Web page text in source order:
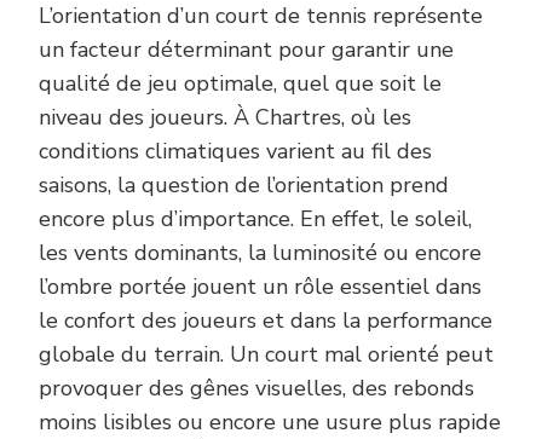
L’orientation d’un court de tennis représente
un facteur déterminant pour garantir une
qualité de jeu optimale, quel que soit le
niveau des joueurs. À Chartres, où les
conditions climatiques varient au fil des
saisons, la question de l’orientation prend
encore plus d’importance. En effet, le soleil,
les vents dominants, la luminosité ou encore
l’ombre portée jouent un rôle essentiel dans
le confort des joueurs et dans la performance
globale du terrain. Un court mal orienté peut
provoquer des gênes visuelles, des rebonds
moins lisibles ou encore une usure plus rapide